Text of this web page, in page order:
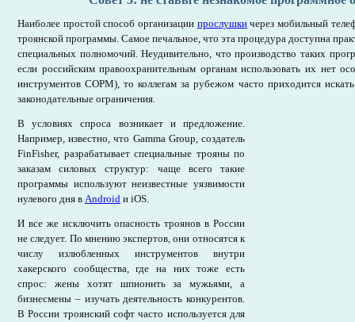
Наиболее простой способ организации прослушкичерез мобильный
троянской программы. Самое печальное, что эта процедура доступна
специальных полномочий. Неудивительно, что производство таких
если российским правоохранительным органам использовать их нет
инструментов СОРМ), то коллегам за рубежом часто приходится
законодательные ограничения.
В условиях спроса возникает и предложение.
Например, известно, что Gamma Group, создатель
FinFisher, разрабатывает специальные трояны по
заказам силовых структур: чаще всего такие
программы используют неизвестные уязвимости
нулевого дня в Android и iOS.
И все же исключить опасность троянов в России
не следует. По мнению экспертов, они относятся к
числу излюбленных инструментов внутри
хакерского сообщества, где на них тоже есть
спрос: жены хотят шпионить за мужьями, а
бизнесмены – изучать деятельность конкурентов.
В России троянский софт часто используется для